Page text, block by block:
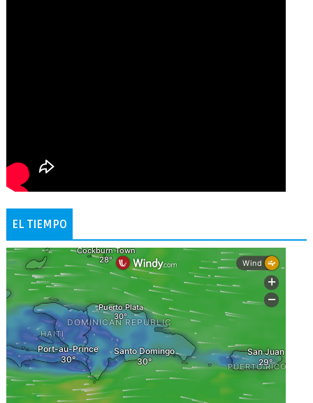
EL TIEMPO